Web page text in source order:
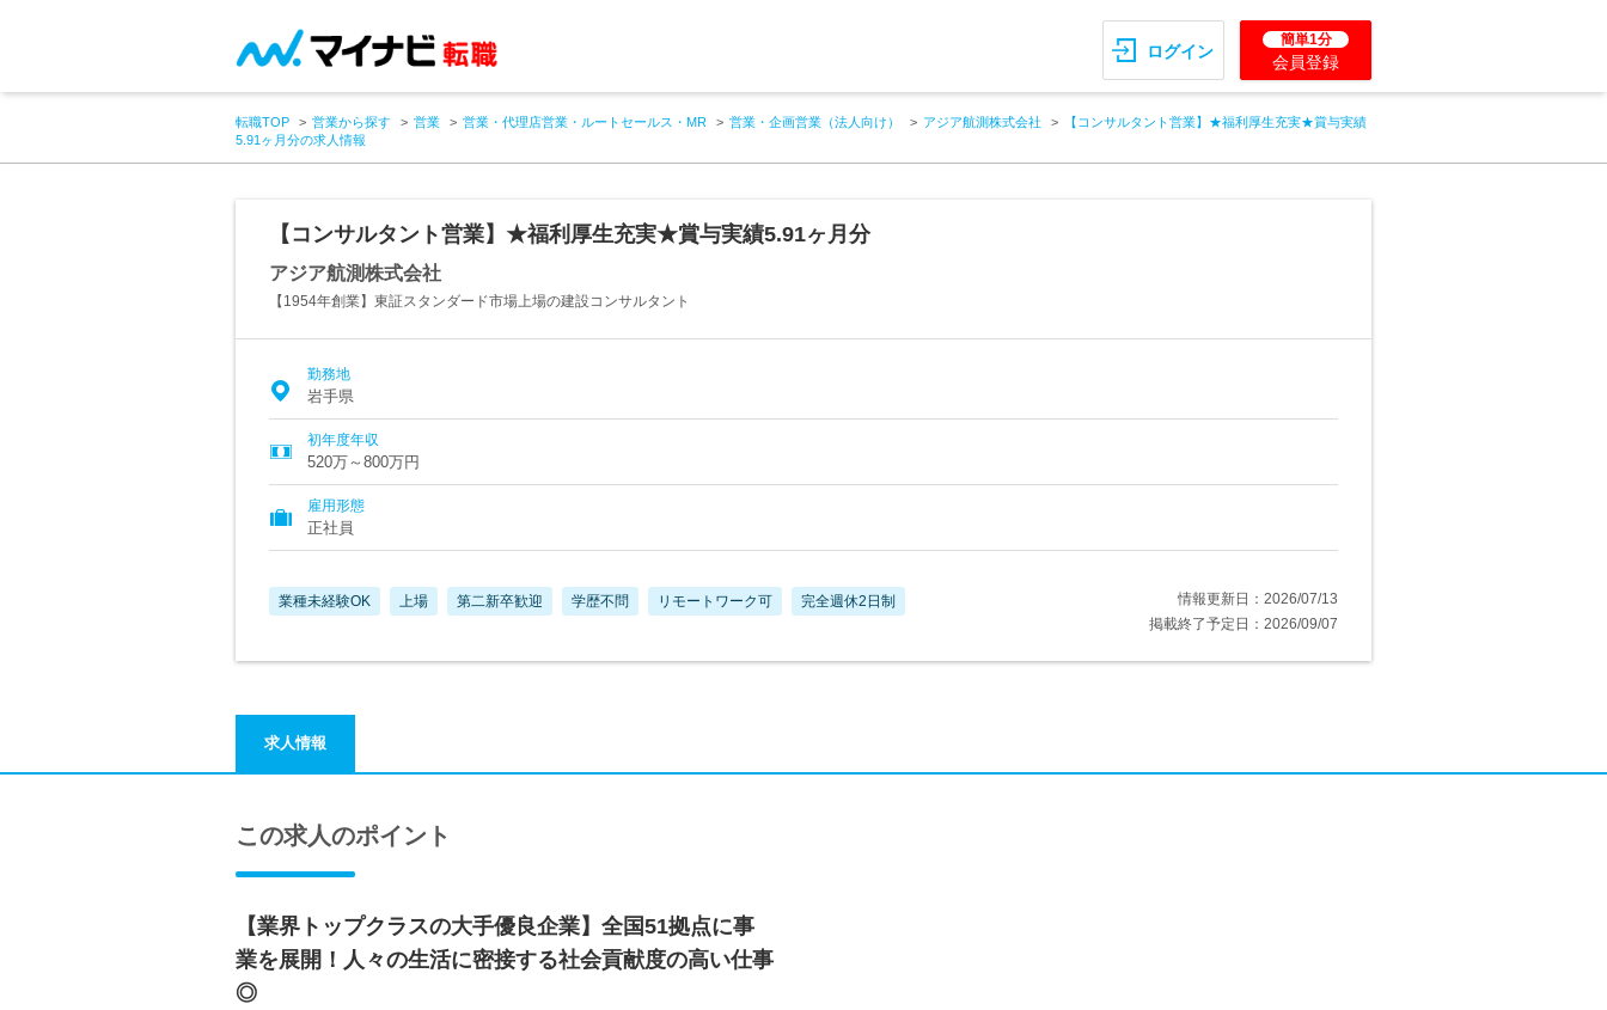
ログイン
簡単1分
会員登録
転職TOP 営業から探す 営業 営業・代理店営業・ルートセールス・MR 営業・企画営業（法人向け） アジア航測株式会社
【コンサルタント営業】★福利厚生充実★賞与実績
5.91ヶ月分の求人情報
【コンサルタント営業】★福利厚生充実★賞与実績5.91ヶ月分
アジア航測株式会社
【1954年創業】東証スタンダード市場上場の建設コンサルタント
勤務地
岩手県
初年度年収
520万～800万円
雇用形態
正社員
業種未経験OK 上場 第二新卒歓迎 学歴不問 リモートワーク可 完全週休2日制
情報更新日：2026/07/13
掲載終了予定日：2026/09/07
求人情報
この求人のポイント
【業界トップクラスの大手優良企業】全国51拠点に事
業を展開！人々の生活に密接する社会貢献度の高い仕事
◎